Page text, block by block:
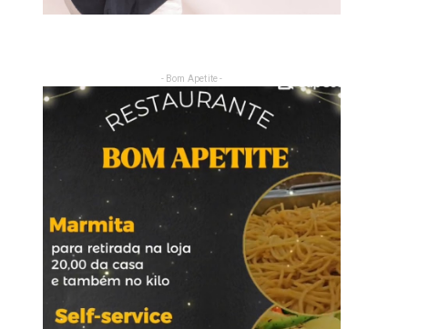
- Bom Apetite -